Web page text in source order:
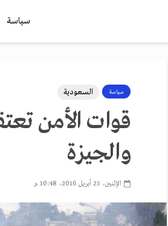
سياسة
سياسة السعودية
والجيزة
الإثنين، 25 أبريل 2016، 10:48 م